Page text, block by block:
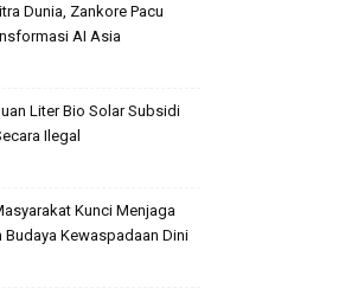
Dunia, Zankore Pacu
AI Asia
Liter Bio Solar Subsidi
Ilegal
Kunci Menjaga
Kewaspadaan Dini